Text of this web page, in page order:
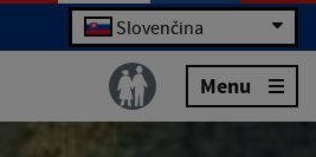
Slovenčina
Menu